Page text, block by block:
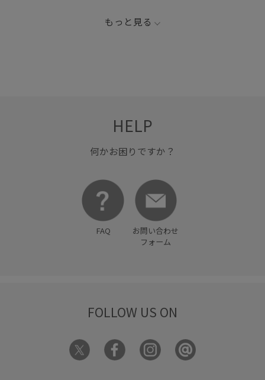
もっと見る
HELP
何かお困りですか？
FAQ
お問い合わせ
フォーム
FOLLOW US ON